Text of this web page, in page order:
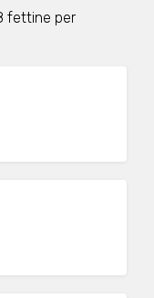
fettine per